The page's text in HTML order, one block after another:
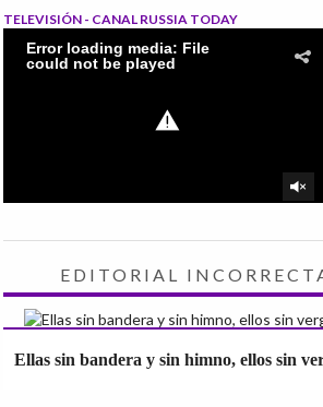
TELEVISIÓN - CANAL RUSSIA TODAY
EDITORIAL
Ellas sin bandera y sin himno, ellos sin